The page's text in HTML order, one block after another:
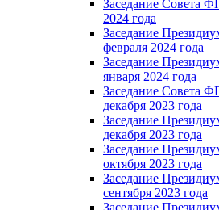
Заседание Совета
2024 года
Заседание
февраля 2024 года
Заседание
января 2024 года
Заседание Совета
декабря 2023 года
Заседание
декабря 2023 года
Заседание
октября 2023 года
Заседание
сентября 2023 года
Заседание